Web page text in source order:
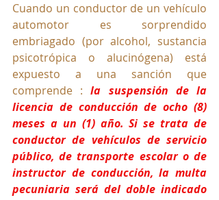
Cuando un conductor de un vehículo
automotor es sorprendido
embriagado (por alcohol, sustancia
psicotrópica o alucinógena) está
expuesto a una sanción que
comprende : la suspensión de la
licencia de conducción de ocho (8)
meses a un (1) año. Si se trata de
conductor de vehículos de servicio
público, de transporte escolar o de
instructor de conducción, la multa
pecuniaria será del doble indicado